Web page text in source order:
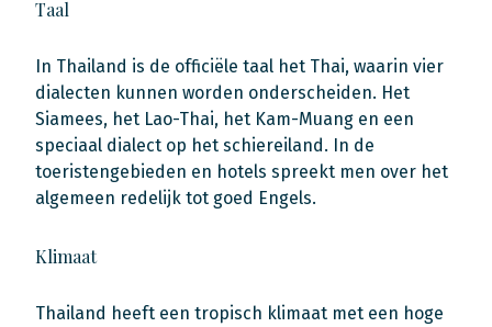
Taal
In Thailand is de officiële taal het Thai, waarin vier
dialecten kunnen worden onderscheiden. Het
Siamees, het Lao-Thai, het Kam-Muang en een
speciaal dialect op het schiereiland. In de
toeristengebieden en hotels spreekt men over het
algemeen redelijk tot goed Engels.
Klimaat
Thailand heeft een tropisch klimaat met een hoge